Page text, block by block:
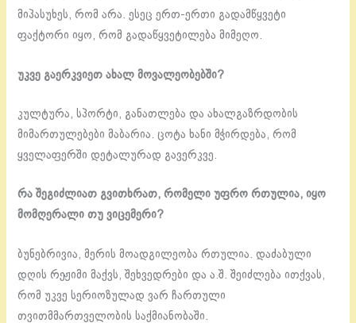
მიპასუხეს, რომ არა. ესეც ერთ-ერთი გადამწყვეტი
ფაქტორი იყო, რომ გადაწყვეტილება მიმეღო.
უკვე გაერკვიეთ ახალ მოვალეობებში?
კულტურა, სპორტი, განათლება და ახალგაზრდობის
მიმართულებები მაბარია. ცოტა ხანი მჭირდება, რომ
ყველაფერში დეტალურად გავერკვე.
რა შეგიძლიათ გვითხრათ, რომელი უფრო რთულია, იყო
მომღერალი თუ ვიცემერი?
ბუნებრივია, მერის მოადგილეობა რთულია. დაძაბული
დღის რეჟიმი მაქვს, შეხვედრები და ა.შ. შეიძლება ითქვას,
რომ უკვე სერიოზულად ვარ ჩართული
თვითმმართველობის საქმიანობაში.